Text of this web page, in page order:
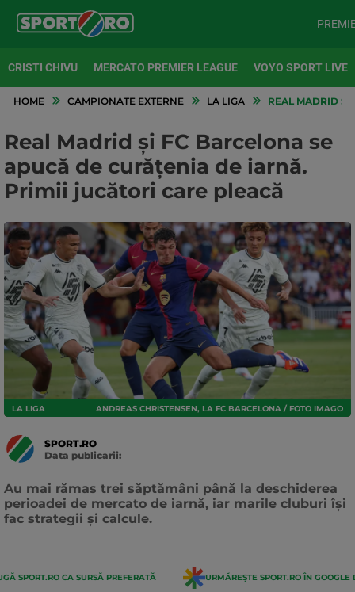
CRISTI CHIVU MERCATO PREMIER LEAGUE VOYO SPORT LIVE
HOME CAMPIONATE EXTERNE LA LIGA REAL MADRID ȘI
Real Madrid și FC Barcelona se
apucă de curățenia de iarnă.
Primii jucători care pleacă
LA LIGA ANDREAS CHRISTENSEN, LA FC BARCELONA / FOTO IMAGO
SPORT.RO
Data publicarii:
Au mai rămas trei săptămâni până la deschiderea
perioadei de mercato de iarnă, iar marile cluburi își
fac strategii și calcule.
SPORT.RO CA SURSĂ PREFERATĂ URMĂREȘTE SPORT.RO ÎN GOOGLE